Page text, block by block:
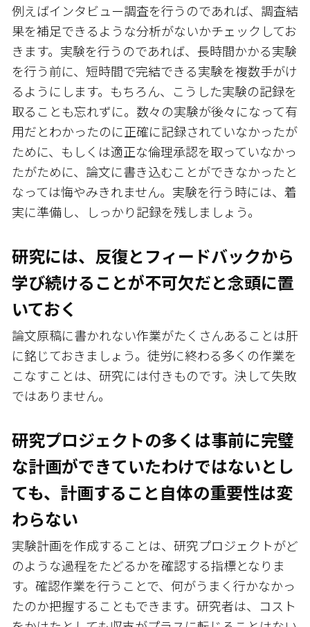
例えばインタビュー調査を行うのであれば、調査結
果を補足できるような分析がないかチェックしてお
きます。実験を行うのであれば、長時間かかる実験
を行う前に、短時間で完結できる実験を複数手がけ
るようにします。もちろん、こうした実験の記録を
取ることも忘れずに。数々の実験が後々になって有
用だとわかったのに正確に記録されていなかったが
ために、もしくは適正な倫理承認を取っていなかっ
たがために、論文に書き込むことができなかったと
なっては悔やみきれません。実験を行う時には、着
実に準備し、しっかり記録を残しましょう。
研究には、反復とフィードバックから
学び続けることが不可欠だと念頭に置
いておく
論文原稿に書かれない作業がたくさんあることは肝
に銘じておきましょう。徒労に終わる多くの作業を
こなすことは、研究には付きものです。決して失敗
ではありません。
研究プロジェクトの多くは事前に完璧
な計画ができていたわけではない――とし
ても、計画すること自体の重要性は変
わらない
実験計画を作成することは、研究プロジェクトがど
のような過程をたどるかを確認する指標となりま
す。確認作業を行うことで、何がうまく行かなかっ
たのか把握することもできます。研究者は、コスト